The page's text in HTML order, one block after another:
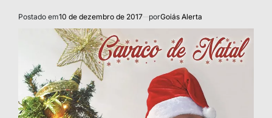
Postado em10 de dezembro de 2017 porGoiás Alerta